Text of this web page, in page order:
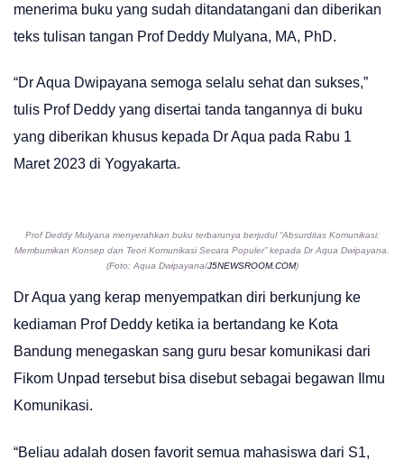
menerima buku yang sudah ditandatangani dan diberikan
teks tulisan tangan Prof Deddy Mulyana, MA, PhD.
“Dr Aqua Dwipayana semoga selalu sehat dan sukses,”
tulis Prof Deddy yang disertai tanda tangannya di buku
yang diberikan khusus kepada Dr Aqua pada Rabu 1
Maret 2023 di Yogyakarta.
Prof Deddy Mulyana menyerahkan buku terbarunya berjudul “Absurditas Komunikasi:
Membumikan Konsep dan Teori Komunikasi Secara Populer” kepada Dr Aqua Dwipayana.
(Foto: Aqua Dwipayana/J5NEWSROOM.COM)
Dr Aqua yang kerap menyempatkan diri berkunjung ke
kediaman Prof Deddy ketika ia bertandang ke Kota
Bandung menegaskan sang guru besar komunikasi dari
Fikom Unpad tersebut bisa disebut sebagai begawan Ilmu
Komunikasi.
“Beliau adalah dosen favorit semua mahasiswa dari S1,